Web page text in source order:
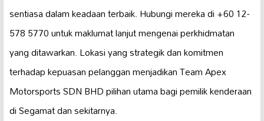
sentiasa dalam keadaan terbaik. Hubungi mereka di +60 12-
578 5770 untuk maklumat lanjut mengenai perkhidmatan
yang ditawarkan. Lokasi yang strategik dan komitmen
terhadap kepuasan pelanggan menjadikan Team Apex
Motorsports SDN BHD pilihan utama bagi pemilik kenderaan
di Segamat dan sekitarnya.